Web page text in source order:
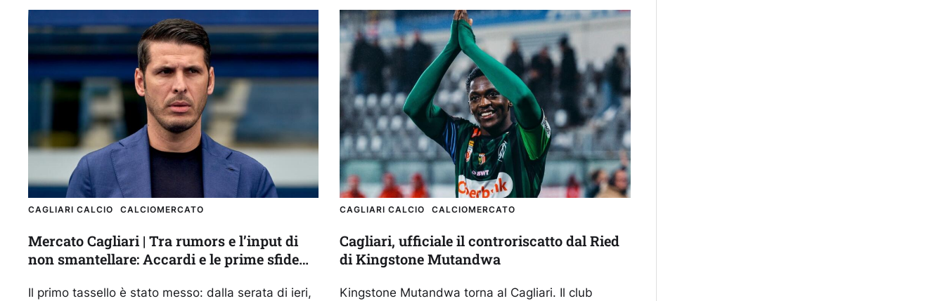
CAGLIARI CALCIO CALCIOMERCATO
Mercato Cagliari | Tra rumors e l’input di
non smantellare: Accardi e le prime sfide
Il primo tassello è stato messo: dalla serata di ieri,
CAGLIARI CALCIO CALCIOMERCATO
Cagliari, ufficiale il controriscatto dal Ried
di Kingstone Mutandwa
Kingstone Mutandwa torna al Cagliari. Il club